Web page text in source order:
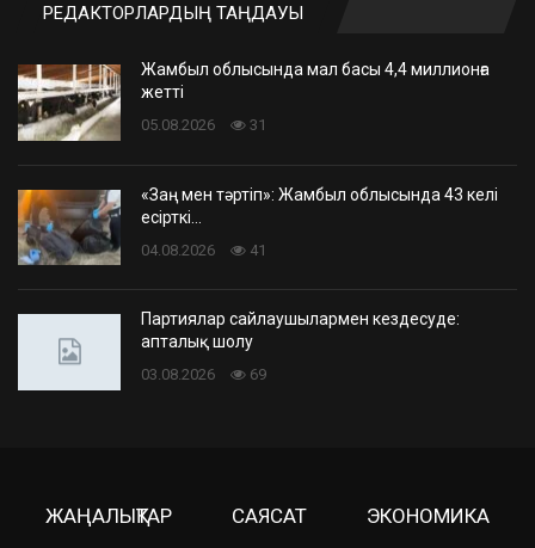
РЕДАКТОРЛАРДЫҢ ТАҢДАУЫ
Жамбыл облысында мал басы 4,4 миллионға
жетті
05.08.2026 31
«Заң мен тәртіп»: Жамбыл облысында 43 келі
есірткі…
04.08.2026 41
Партиялар сайлаушылармен кездесуде:
апталық шолу
03.08.2026 69
ЖАҢАЛЫҚТАР САЯСАТ ЭКОНОМИКА